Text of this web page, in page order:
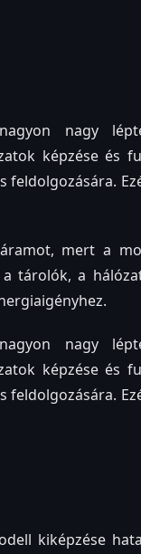
nagy
képzése és
mert a
tárolók, a
nagy
képzése és
kiképzése